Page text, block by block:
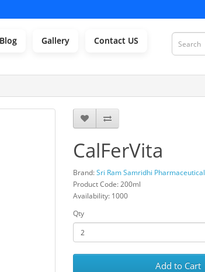
Blog Gallery Contact US
CalFerVita
Brand:Sri Ram Samridhi Pharmaceutical
Product Code: 200ml
Availability: 1000
Qty
Add to Cart